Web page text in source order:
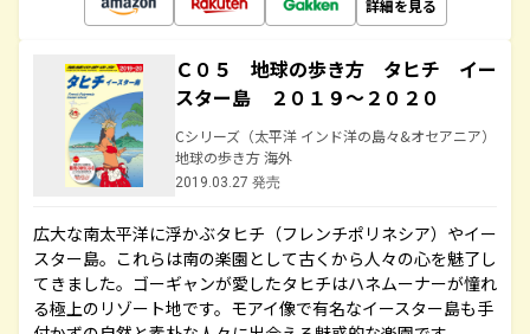
詳細を見る
Ｃ０５ 地球の歩き方 タヒチ イー
スター島 ２０１９～２０２０
Cシリーズ（太平洋 インド洋の島々&オセアニア）
地球の歩き方 海外
2019.03.27 発売
広大な南太平洋に浮かぶタヒチ（フレンチポリネシア）やイー
スター島。これらは南の楽園として古くから人々の心を魅了し
てきました。ゴーギャンが愛したタヒチはハネムーナーが憧れ
る極上のリゾート地です。モアイ像で有名なイースター島も手